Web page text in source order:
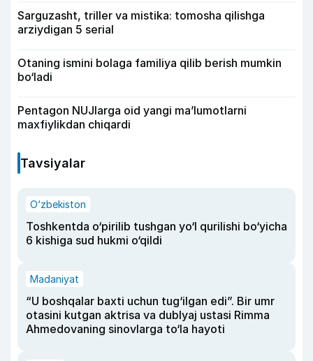
Sarguzasht, triller va mistika: tomosha qilishga
arziydigan 5 serial
Otaning ismini bolaga familiya qilib berish mumkin
bo‘ladi
Pentagon NUJlarga oid yangi maʼlumotlarni
maxfiylikdan chiqardi
Tavsiyalar
O‘zbekiston
Toshkentda o‘pirilib tushgan yo‘l qurilishi bo‘yicha
6 kishiga sud hukmi o‘qildi
Madaniyat
“U boshqalar baxti uchun tug‘ilgan edi”. Bir umr
otasini kutgan aktrisa va dublyaj ustasi Rimma
Ahmedovaning sinovlarga to‘la hayoti